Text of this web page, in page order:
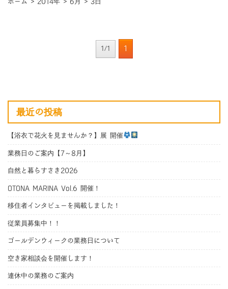
ホーム > 2014年 > 6月 > 3日
1/1 1
最近の投稿
【浴衣で花火を見ませんか？】展 開催
業務日のご案内【7～8月】
自然と暮らすさき2026
OTONA MARINA Vol.6 開催！
移住者インタビューを掲載しました！
従業員募集中！！
ゴールデンウィークの業務日について
空き家相談会を開催します！
連休中の業務のご案内